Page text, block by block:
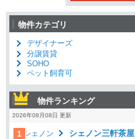
物件カテゴリ
デザイナーズ
分譲賃貸
SOHO
ペット飼育可
物件ランキング
2026年08月08日 更新
1 シェノン三軒茶屋